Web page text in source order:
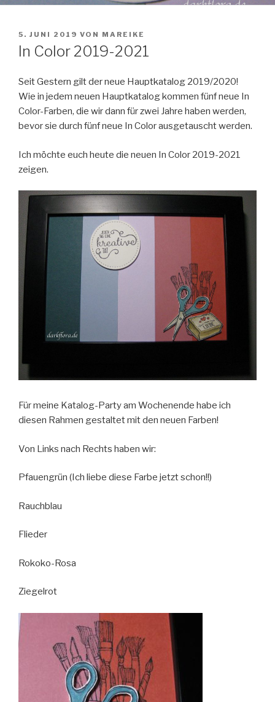
VERÖFFENTLICHT
AM
5. JUNI 2019 VON MAREIKE
In Color 2019-2021
Seit Gestern gilt der neue Hauptkatalog 2019/2020!
Wie in jedem neuen Hauptkatalog kommen fünf neue In
Color-Farben, die wir dann für zwei Jahre haben werden,
bevor sie durch fünf neue In Color ausgetauscht werden.
Ich möchte euch heute die neuen In Color 2019-2021
zeigen.
Für meine Katalog-Party am Wochenende habe ich
diesen Rahmen gestaltet mit den neuen Farben!
Von Links nach Rechts haben wir:
Pfauengrün (Ich liebe diese Farbe jetzt schon!!)
Rauchblau
Flieder
Rokoko-Rosa
Ziegelrot